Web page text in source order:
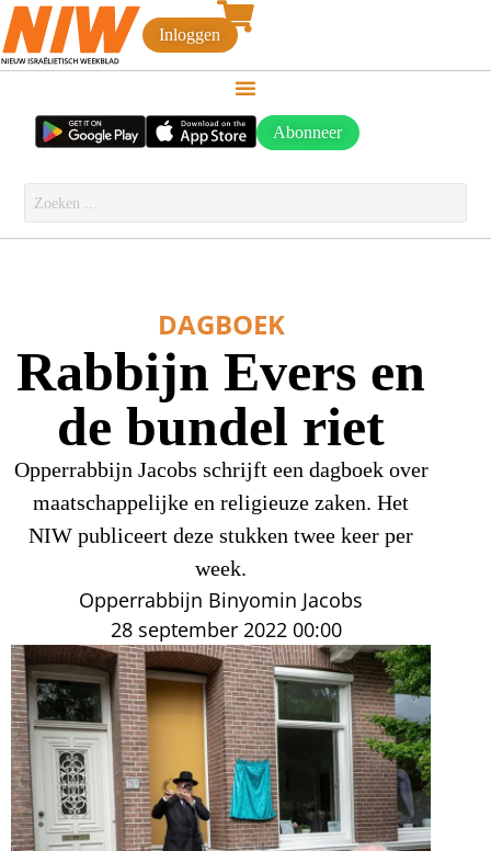
Inloggen
Abonneer
DAGBOEK
Rabbijn Evers en
de bundel riet
Opperrabbijn Jacobs schrijft een dagboek over
maatschappelijke en religieuze zaken. Het
NIW publiceert deze stukken twee keer per
week.
Opperrabbijn Binyomin Jacobs
28 september 2022 00:00